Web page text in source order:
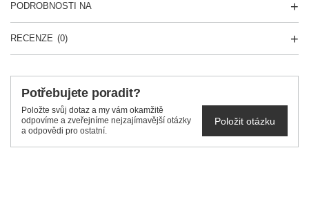
PODROBNOSTI NA
RECENZE (0)
Potřebujete poradit?
Položte svůj dotaz a my vám okamžitě
odpovíme a zveřejníme nejzajímavější otázky
a odpovědi pro ostatní.
Položit otázku